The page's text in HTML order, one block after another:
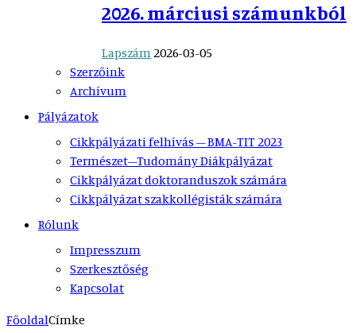
2026. márciusi számunkból
Lapszám2026-03-05
Szerzőink
Archívum
Pályázatok
Cikkpályázati felhívás – BMA-TIT 2023
Természet–Tudomány Diákpályázat
Cikkpályázat doktoranduszok számára
Cikkpályázat szakkollégisták számára
Rólunk
Impresszum
Szerkesztőség
Kapcsolat
FőoldalCímke